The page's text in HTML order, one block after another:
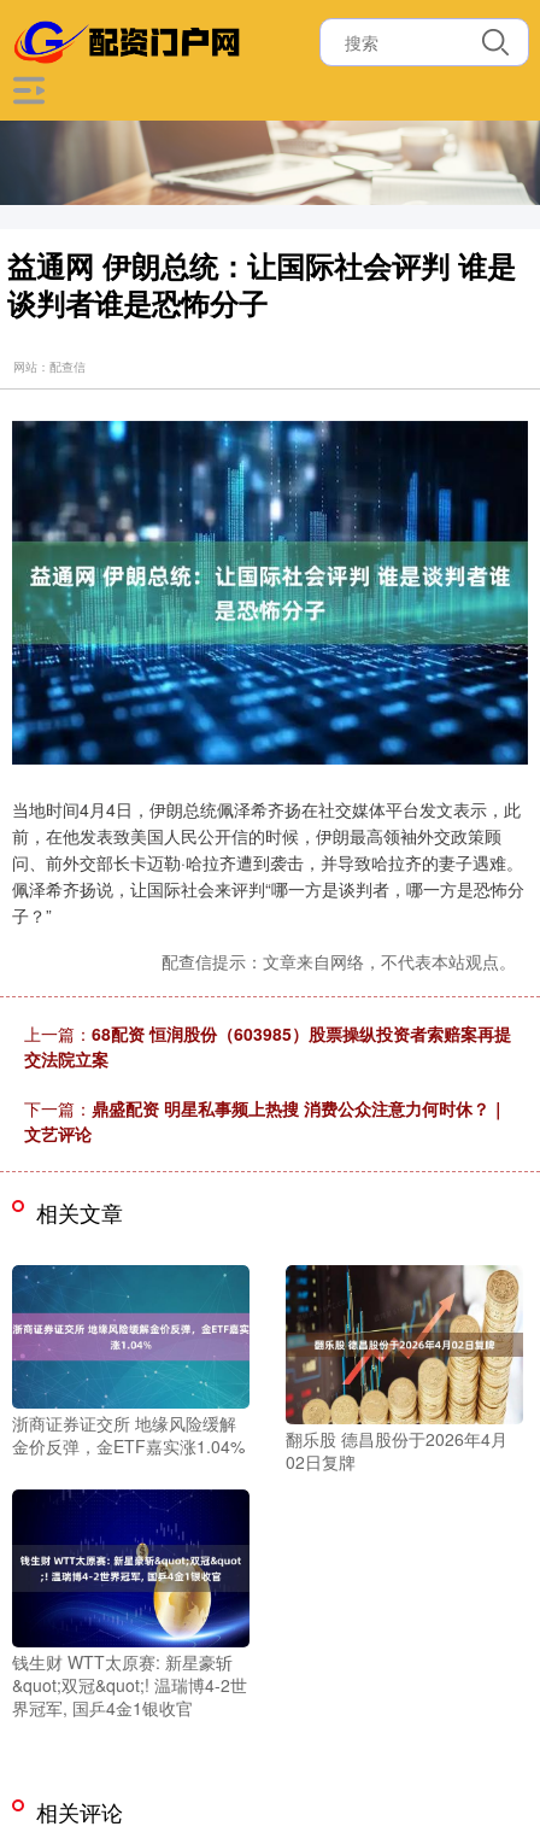
益通网 伊朗总统：让国际社会评判 谁是
谈判者谁是恐怖分子
网站：配查信
当地时间4月4日，伊朗总统佩泽希齐扬在社交媒体平台发文表示，此
前，在他发表致美国人民公开信的时候，伊朗最高领袖外交政策顾
问、前外交部长卡迈勒·哈拉齐遭到袭击，并导致哈拉齐的妻子遇难。
佩泽希齐扬说，让国际社会来评判“哪一方是谈判者，哪一方是恐怖分
子？”
配查信提示：文章来自网络，不代表本站观点。
上一篇： 68配资 恒润股份（603985）股票操纵投资者索赔案再提
交法院立案
下一篇： 鼎盛配资 明星私事频上热搜 消费公众注意力何时休？｜
文艺评论
相关文章
浙商证券证交所 地缘风险缓解
金价反弹，金ETF嘉实涨1.04%
翻乐股 德昌股份于2026年4月
02日复牌
钱生财 WTT太原赛: 新星豪斩
&quot;双冠&quot;! 温瑞博4-2世
界冠军, 国乒4金1银收官
相关评论